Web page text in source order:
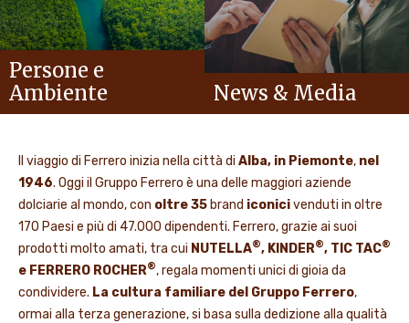
Persone e
Ambiente
News & Media
Il viaggio di Ferrero inizia nella città di Alba, in Piemonte, nel
1946. Oggi il Gruppo Ferrero è una delle maggiori aziende
dolciarie al mondo, con oltre 35 brand iconicivenduti in oltre
170 Paesi e più di 47.000 dipendenti. Ferrero, grazie ai suoi
prodotti molto amati, tra cui NUTELLA®, KINDER®, TIC TAC®
e FERRERO ROCHER®, regala momenti unici di gioia da
condividere. La cultura familiare del Gruppo Ferrero,
ormai alla terza generazione, si basa sulla dedizione alla qualità